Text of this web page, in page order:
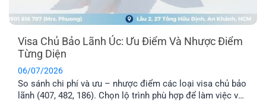
Visa Chủ Bảo Lãnh Úc: Ưu Điểm Và Nhược Điểm
Từng Diện
06/07/2026
So sánh chi phí và ưu – nhược điểm các loại visa chủ bảo
lãnh (407, 482, 186). Chọn lộ trình phù hợp để làm việc và